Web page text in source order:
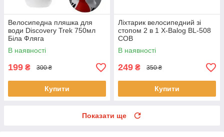
Велосипедна пляшка для
води Discovery Trek 750мл
Біла Фляга
В наявності
199 ₴ 300 ₴
Купити
Ліхтарик велосипедний зі
стопом 2 в 1 X-Balog BL-508
COB
В наявності
249 ₴ 350 ₴
Купити
Показати ще